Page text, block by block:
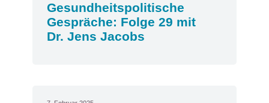
Gesundheitspolitische
Gespräche: Folge 29 mit
Dr. Jens Jacobs